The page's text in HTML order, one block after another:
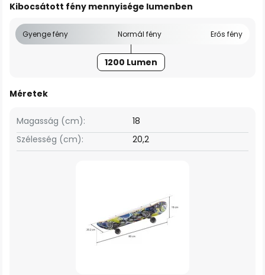
Kibocsátott fény mennyisége lumenben
Gyenge fény Normál fény Erős fény
1200 Lumen
Méretek
Szélesség (cm): 20,2
Magasság (cm): 18